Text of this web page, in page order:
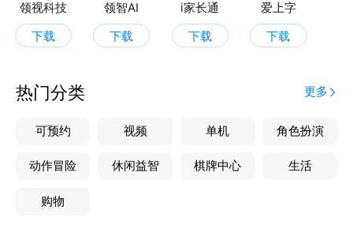
领视科技
下载
领智AI
下载
i家长通
下载
爱上字
下载
热门分类 更多
可预约 视频 单机 角色扮演
动作冒险 休闲益智 棋牌中心 生活
购物